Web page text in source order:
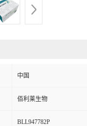
中国
佰利莱生物
BLL947782P